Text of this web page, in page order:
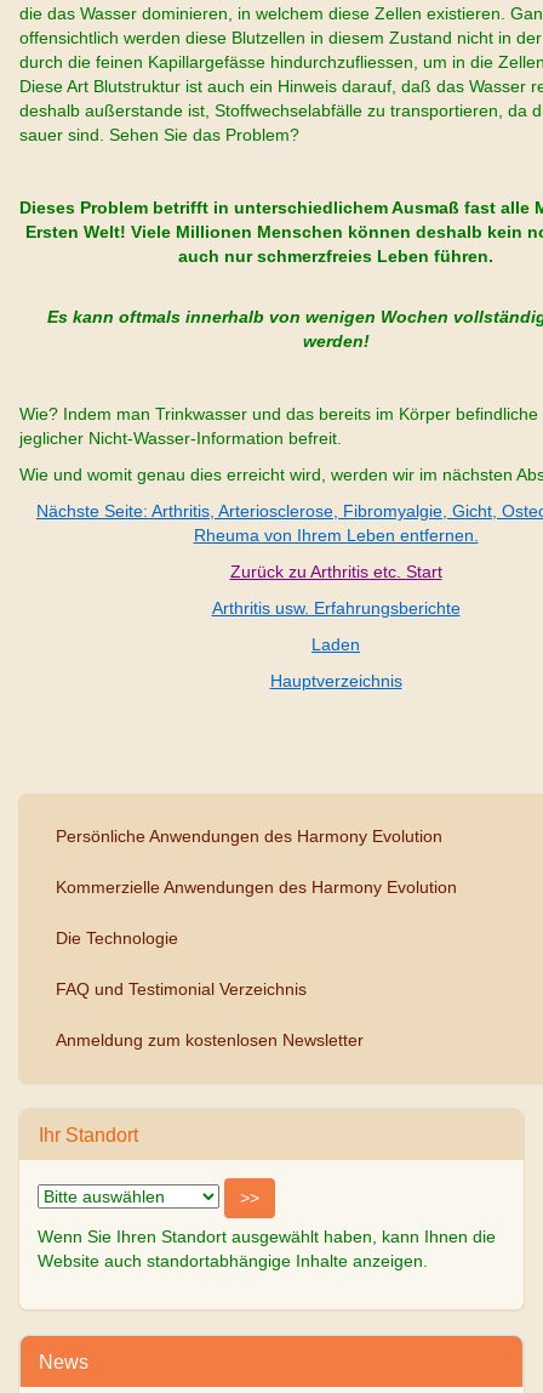
die das Wasser dominieren, in welchem diese Zellen existieren.
offensichtlich werden diese Blutzellen in diesem Zustand nicht in
durch die feinen Kapillargefässe hindurchzufliessen, um in die
Diese Art Blutstruktur ist auch ein Hinweis darauf, daß das Wasser
deshalb außerstande ist, Stoffwechselabfälle zu transportieren, da
sauer sind. Sehen Sie das Problem?
Dieses Problem betrifft in unterschiedlichem Ausmaß fast alle
Ersten Welt! Viele Millionen Menschen können deshalb kein
auch nur schmerzfreies Leben führen.
Es kann oftmals innerhalb von wenigen Wochen
werden!
Wie? Indem man Trinkwasser und das bereits im Körper befindliche
jeglicher Nicht-Wasser-Information befreit.
Wie und womit genau dies erreicht wird, werden wir im nächsten
Nächste Seite: Arthritis, Arteriosclerose, Fibromyalgie, Gicht,
Rheuma von Ihrem Leben entfernen.
Zurück zu Arthritis etc. Start
Arthritis usw. Erfahrungsberichte
Laden
Hauptverzeichnis
Persönliche Anwendungen des Harmony Evolution
Kommerzielle Anwendungen des Harmony Evolution
Die Technologie
FAQ und Testimonial Verzeichnis
Anmeldung zum kostenlosen Newsletter
Ihr Standort
Wenn Sie Ihren Standort ausgewählt haben, kann Ihnen die
Website auch standortabhängige Inhalte anzeigen.
News